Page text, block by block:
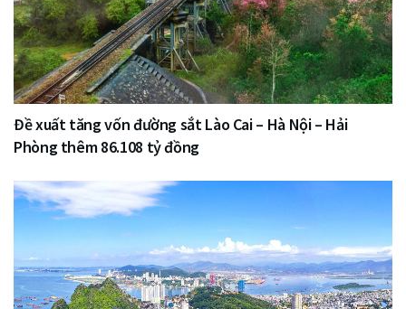
Đề xuất tăng vốn đường sắt Lào Cai – Hà Nội – Hải
Phòng thêm 86.108 tỷ đồng